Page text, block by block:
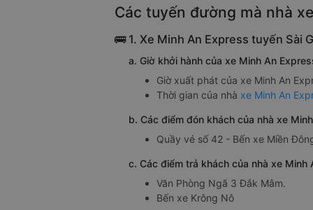
Nội thất xe Thư Kỳ đi Dak Nông
vụ nhiệt tình, chu đáo, tư vấn chuyên nghiệp giải đáp các thắc mắc của khách
Các tuyến đường mà nhà
🚌 1. Xe Minh An Express tuyến Sài
a. Giờ khởi hành của xe Minh An
Giờ xuất phát của xe Minh An
Thời gian của nhà xe Minh An
b. Các điểm đón khách của nhà xe
Quầy vé số 42 - Bến xe Miền
c. Các điểm trả khách của nhà xe
Văn Phòng Ngã 3 Đắk Mâm.
Bến xe Krông Nô